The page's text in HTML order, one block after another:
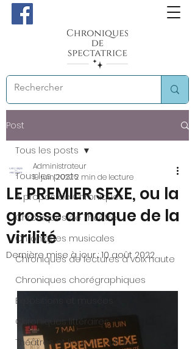
Post
Tous les posts
A propos de Chroniques
Chroniques de Théâtre
Chroniques musicales
Chroniques de lectures à voix haute
Chroniques chorégraphiques
Expositions et musées
Chroniques littéraires
Théâtres et lieux de culture
Tous les posts
LE PREMIER SEXE, ou la
grosse arnaque de la
virilité
Administrateur
19 juin 20222 min de lecture
Dernière mise à jour :10 août 2022